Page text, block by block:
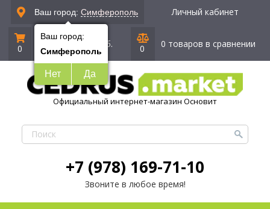
Ваш город: Симферополь
Ваш город:
Симферополь
Нет Да
Личный кабинет
0 0 позиций | 0 руб. 0 0 товаров в сравнении
Официальный интернет-магазин Основит
+7 (978) 169-71-10
Звоните в любое время!